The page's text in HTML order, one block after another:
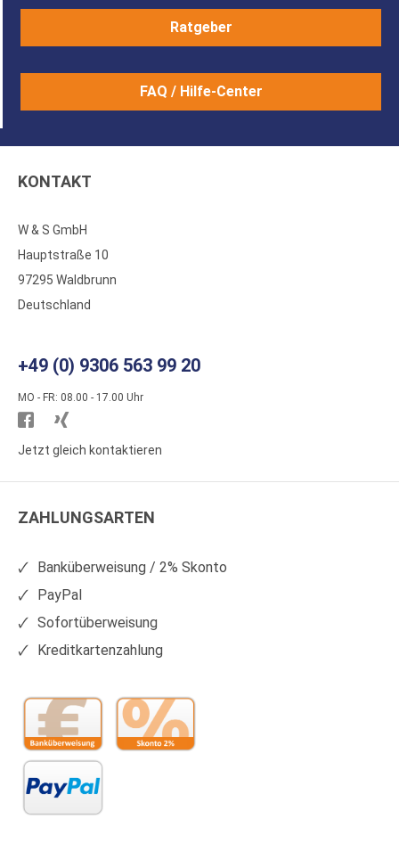
Ratgeber
FAQ / Hilfe-Center
KONTAKT
W & S GmbH
Hauptstraße 10
97295 Waldbrunn
Deutschland
+49 (0) 9306 563 99 20
MO - FR: 08.00 - 17.00 Uhr
Besuchen
Sie
auf
Sie
auf
Jetzt gleich kontaktieren
ZAHLUNGSARTEN
Banküberweisung / 2% Skonto
PayPal
Sofortüberweisung
Kreditkartenzahlung